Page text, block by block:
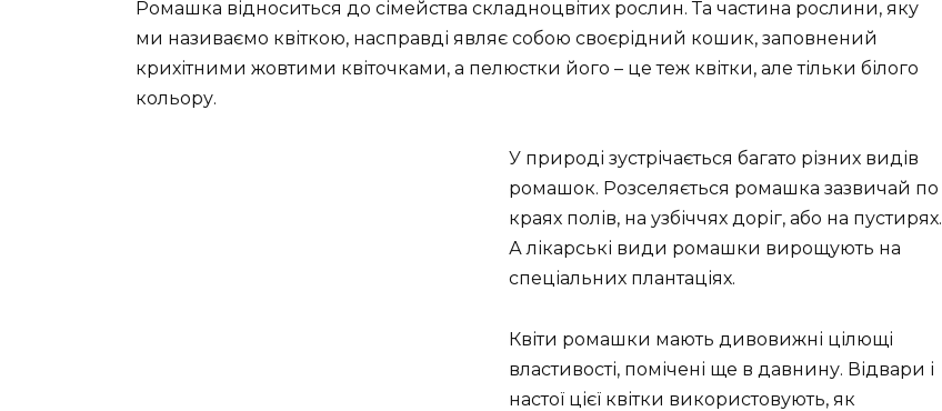
Ромашка відноситься до сімейства складноцвітих рослин. Та частина рослини, яку
ми називаємо квіткою, насправді являє собою своєрідний кошик, заповнений
крихітними жовтими квіточками, а пелюстки його – це теж квітки, але тільки білого
кольору.
У природі зустрічається багато різних видів
ромашок. Розселяється ромашка зазвичай по
краях полів, на узбіччях доріг, або на пустирях.
А лікарські види ромашки вирощують на
спеціальних плантаціях.
Квіти ромашки мають дивовижні цілющі
властивості, помічені ще в давнину. Відвари і
настої цієї квітки використовують, як